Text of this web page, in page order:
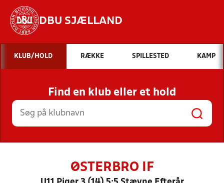
DBU SJÆLLAND
Hvad vil du søge efter?
INDHOLD OG NYHEDER
STILLINGER, RESULTATER, KLUBBER OG
HOLD
KLUB/HOLD RÆKKE SPILLESTED KAMP
Find en klub eller et hold
ØSTERBRO IF